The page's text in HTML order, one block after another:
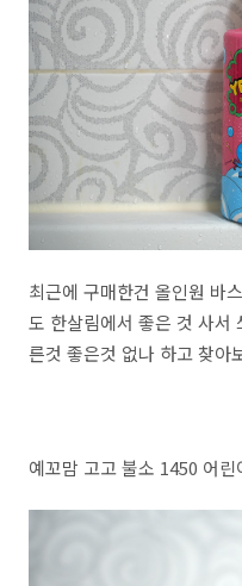
최근에 구매한건 올인원 바
도 한살림에서 좋은 것 사서
른것 좋은것 없나 하고 찾아
예꼬맘 고고 불소 1450 어